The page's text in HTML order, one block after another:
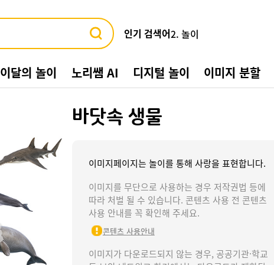
인기 검색어2. 놀이
5. 동물
6. 수박
1. 여름
이달의 놀이 노리쌤 AI 디지털 놀이 이미지 분할
바닷속 생물
이미지페이지는 놀이를 통해 사랑을 표현합니다.
이미지를 무단으로 사용하는 경우 저작권법 등에
따라 처벌 될 수 있습니다. 콘텐츠 사용 전 콘텐츠
사용 안내를 꼭 확인해 주세요.
콘텐츠 사용안내
이미지가 다운로드되지 않는 경우, 공공기관·학교